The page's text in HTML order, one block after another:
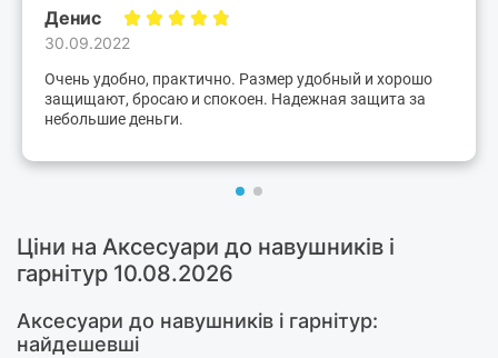
Денис
30.09.2022
Очень удобно, практично. Размер удобный и хорошо
защищают, бросаю и спокоен. Надежная защита за
небольшие деньги.
Ціни на Аксесуари до навушників і
гарнітур 10.08.2026
Аксесуари до навушників і гарнітур:
найдешевші